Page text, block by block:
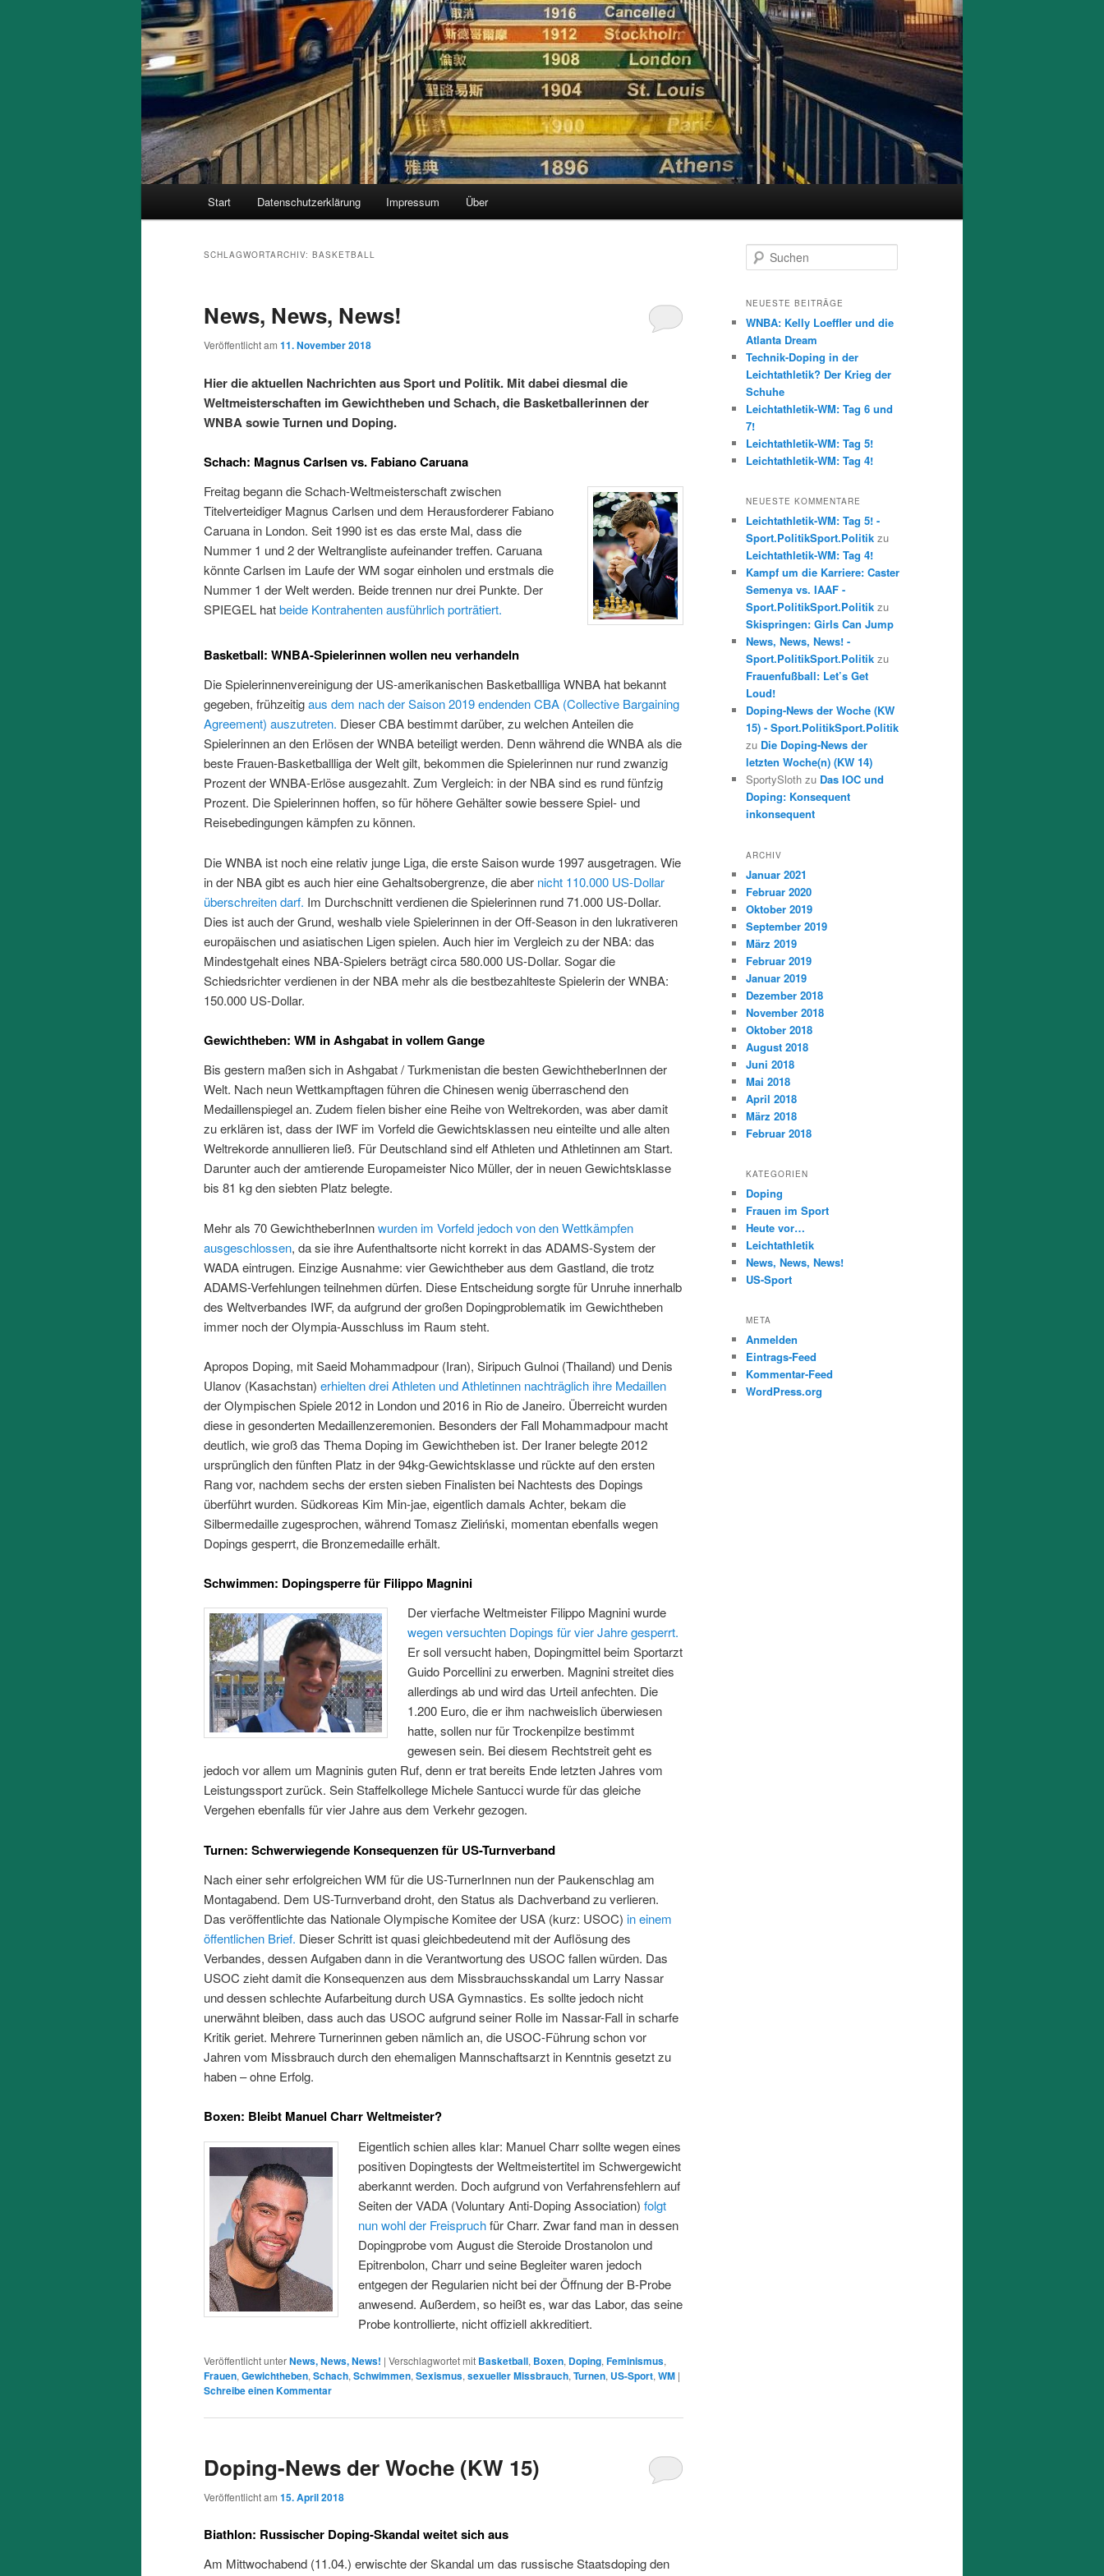
Start Datenschutzerklärung Impressum Über
SCHLAGWORTARCHIV: BASKETBALL
News, News, News!
Veröffentlicht am 11. November 2018
Hier die aktuellen Nachrichten aus Sport und Politik. Mit dabei diesmal die
Weltmeisterschaften im Gewichtheben und Schach, die Basketballerinnen der
WNBA sowie Turnen und Doping.
Schach: Magnus Carlsen vs. Fabiano Caruana
Freitag begann die Schach-Weltmeisterschaft zwischen
Titelverteidiger Magnus Carlsen und dem Herausforderer Fabiano
Caruana in London. Seit 1990 ist es das erste Mal, dass die
Nummer 1 und 2 der Weltrangliste aufeinander treffen. Caruana
könnte Carlsen im Laufe der WM sogar einholen und erstmals die
Nummer 1 der Welt werden. Beide trennen nur drei Punkte. Der
SPIEGEL hatbeide Kontrahenten ausführlich porträtiert.
Basketball: WNBA-Spielerinnen wollen neu verhandeln
Die Spielerinnenvereinigung der US-amerikanischen Basketballliga WNBA hat bekannt
gegeben, frühzeitigaus dem nach der Saison 2019 endenden CBA (Collective Bargaining
Agreement) auszutreten. Dieser CBA bestimmt darüber, zu welchen Anteilen die
Spielerinnen an den Erlösen der WNBA beteiligt werden. Denn während die WNBA als die
beste Frauen-Basketballliga der Welt gilt, bekommen die Spielerinnen nur rund zwanzig
Prozent der WNBA-Erlöse ausgezahlt. Zum Vergleich: in der NBA sind es rund fünfzig
Prozent. Die Spielerinnen hoffen, so für höhere Gehälter sowie bessere Spiel- und
Reisebedingungen kämpfen zu können.
Die WNBA ist noch eine relativ junge Liga, die erste Saison wurde 1997 ausgetragen. Wie
in der NBA gibt es auch hier eine Gehaltsobergrenze, die aber nicht 110.000 US-Dollar
überschreiten darf. Im Durchschnitt verdienen die Spielerinnen rund 71.000 US-Dollar.
Dies ist auch der Grund, weshalb viele Spielerinnen in der Off-Season in den lukrativeren
europäischen und asiatischen Ligen spielen. Auch hier im Vergleich zu der NBA: das
Mindestgehalt eines NBA-Spielers beträgt circa 580.000 US-Dollar. Sogar die
Schiedsrichter verdienen in der NBA mehr als die bestbezahlteste Spielerin der WNBA:
150.000 US-Dollar.
Gewichtheben: WM in Ashgabat in vollem Gange
Bis gestern maßen sich in Ashgabat / Turkmenistan die besten GewichtheberInnen der
Welt. Nach neun Wettkampftagen führen die Chinesen wenig überraschend den
Medaillenspiegel an. Zudem fielen bisher eine Reihe von Weltrekorden, was aber damit
zu erklären ist, dass der IWF im Vorfeld die Gewichtsklassen neu einteilte und alle alten
Weltrekorde annullieren ließ. Für Deutschland sind elf Athleten und Athletinnen am Start.
Darunter auch der amtierende Europameister Nico Müller, der in neuen Gewichtsklasse
bis 81 kg den siebten Platz belegte.
Mehr als 70 GewichtheberInnenwurden im Vorfeld jedoch von den Wettkämpfen
ausgeschlossen, da sie ihre Aufenthaltsorte nicht korrekt in das ADAMS-System der
WADA eintrugen. Einzige Ausnahme: vier Gewichtheber aus dem Gastland, die trotz
ADAMS-Verfehlungen teilnehmen dürfen. Diese Entscheidung sorgte für Unruhe innerhalb
des Weltverbandes IWF, da aufgrund der großen Dopingproblematik im Gewichtheben
immer noch der Olympia-Ausschluss im Raum steht.
Apropos Doping, mit Saeid Mohammadpour (Iran), Siripuch Gulnoi (Thailand) und Denis
Ulanov (Kasachstan) erhielten drei Athleten und Athletinnen nachträglich ihre Medaillen
der Olympischen Spiele 2012 in London und 2016 in Rio de Janeiro. Überreicht wurden
diese in gesonderten Medaillenzeremonien. Besonders der Fall Mohammadpour macht
deutlich, wie groß das Thema Doping im Gewichtheben ist. Der Iraner belegte 2012
ursprünglich den fünften Platz in der 94kg-Gewichtsklasse und rückte auf den ersten
Rang vor, nachdem sechs der ersten sieben Finalisten bei Nachtests des Dopings
überführt wurden. Südkoreas Kim Min-jae, eigentlich damals Achter, bekam die
Silbermedaille zugesprochen, während Tomasz Zieliński, momentan ebenfalls wegen
Dopings gesperrt, die Bronzemedaille erhält.
Schwimmen: Dopingsperre für Filippo Magnini
Der vierfache Weltmeister Filippo Magnini wurde
wegen versuchten Dopings für vier Jahre gesperrt.
Er soll versucht haben, Dopingmittel beim Sportarzt
Guido Porcellini zu erwerben. Magnini streitet dies
allerdings ab und wird das Urteil anfechten. Die
1.200 Euro, die er ihm nachweislich überwiesen
hatte, sollen nur für Trockenpilze bestimmt
gewesen sein. Bei diesem Rechtstreit geht es
jedoch vor allem um Magninis guten Ruf, denn er trat bereits Ende letzten Jahres vom
Leistungssport zurück. Sein Staffelkollege Michele Santucci wurde für das gleiche
Vergehen ebenfalls für vier Jahre aus dem Verkehr gezogen.
Turnen: Schwerwiegende Konsequenzen für US-Turnverband
Nach einer sehr erfolgreichen WM für die US-TurnerInnen nun der Paukenschlag am
Montagabend. Dem US-Turnverband droht, den Status als Dachverband zu verlieren.
Das veröffentlichte das Nationale Olympische Komitee der USA (kurz: USOC) in einem
öffentlichen Brief. Dieser Schritt ist quasi gleichbedeutend mit der Auflösung des
Verbandes, dessen Aufgaben dann in die Verantwortung des USOC fallen würden. Das
USOC zieht damit die Konsequenzen aus dem Missbrauchsskandal um Larry Nassar
und dessen schlechte Aufarbeitung durch USA Gymnastics. Es sollte jedoch nicht
unerwähnt bleiben, dass auch das USOC aufgrund seiner Rolle im Nassar-Fall in scharfe
Kritik geriet. Mehrere Turnerinnen geben nämlich an, die USOC-Führung schon vor
Jahren vom Missbrauch durch den ehemaligen Mannschaftsarzt in Kenntnis gesetzt zu
haben – ohne Erfolg.
Boxen: Bleibt Manuel Charr Weltmeister?
Eigentlich schien alles klar: Manuel Charr sollte wegen eines
positiven Dopingtests der Weltmeistertitel im Schwergewicht
aberkannt werden. Doch aufgrund von Verfahrensfehlern auf
Seiten der VADA (Voluntary Anti-Doping Association)folgt
nun wohl der Freispruchfür Charr. Zwar fand man in dessen
Dopingprobe vom August die Steroide Drostanolon und
Epitrenbolon, Charr und seine Begleiter waren jedoch
entgegen der Regularien nicht bei der Öffnung der B-Probe
anwesend. Außerdem, so heißt es, war das Labor, das seine
Probe kontrollierte, nicht offiziell akkreditiert.
Veröffentlicht unterNews, News, News! | Verschlagwortet mit Basketball, Boxen, Doping, Feminismus,
Frauen, Gewichtheben, Schach, Schwimmen, Sexismus, sexueller Missbrauch, Turnen, US-Sport, WM |
Schreibe einen Kommentar
Doping-News der Woche (KW 15)
Veröffentlicht am 15. April 2018
Biathlon: Russischer Doping-Skandal weitet sich aus
Am Mittwochabend (11.04.) erwischte der Skandal um das russische Staatsdoping den
u
h
n
NEUESTE BEITRÄGE
WNBA: Kelly Loeffler und die
Atlanta Dream
Technik-Doping in der
Leichtathletik? Der Krieg der
Schuhe
Leichtathletik-WM: Tag 6 und
7!
Leichtathletik-WM: Tag 5!
Leichtathletik-WM: Tag 4!
NEUESTE KOMMENTARE
Leichtathletik-WM: Tag 5! -
Sport.PolitikSport.Politik zu
Leichtathletik-WM: Tag 4!
Kampf um die Karriere: Caster
Semenya vs. IAAF -
Sport.PolitikSport.Politik zu
Skispringen: Girls Can Jump
News, News, News! -
Sport.PolitikSport.Politik zu
Frauenfußball: Let’s Get
Loud!
Doping-News der Woche (KW
15) - Sport.PolitikSport.Politik
zu Die Doping-News der
letzten Woche(n) (KW 14)
SportySloth zu Das IOC und
Doping: Konsequent
inkonsequent
ARCHIV
Januar 2021
Februar 2020
Oktober 2019
September 2019
März 2019
Februar 2019
Januar 2019
Dezember 2018
November 2018
Oktober 2018
August 2018
Juni 2018
Mai 2018
April 2018
März 2018
Februar 2018
KATEGORIEN
Doping
Frauen im Sport
Heute vor…
Leichtathletik
News, News, News!
US-Sport
META
Anmelden
Eintrags-Feed
Kommentar-Feed
WordPress.org